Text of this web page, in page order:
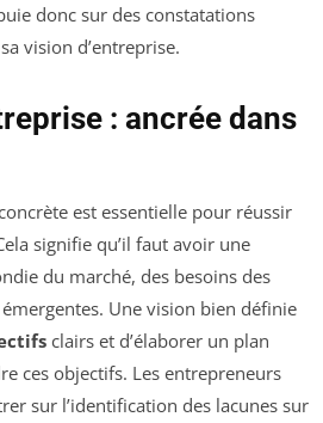
donc sur des constatations
vision d’entreprise.
: ancrée dans
est essentielle pour réussir
signifie qu’il faut avoir une
du marché, des besoins des
Une vision bien définie
clairs et d’élaborer un plan
ces objectifs. Les entrepreneurs
sur l’identification des lacunes sur